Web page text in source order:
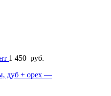
1 450 руб.